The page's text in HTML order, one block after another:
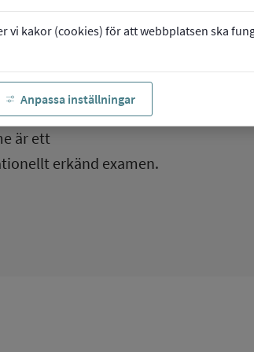
vi kakor (cookies) för att webbplatsen ska
Anpassa inställningar
är ett
erkänd examen.